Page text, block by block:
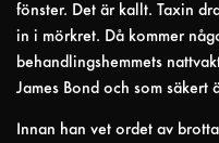
fönster. Det är kallt. Taxin
in i mörkret. Då kommer
behandlingshemmets
James Bond och som säkert
Innan han vet ordet av